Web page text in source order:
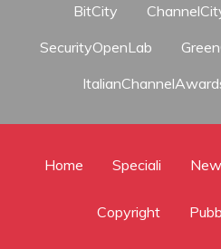
BitCity
SecurityOpenLab
Home Speciali
Copyright